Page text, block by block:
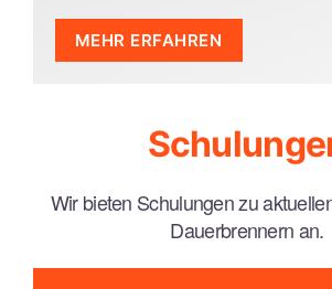
Git, SVN
Highcharts, SVG
Node, NPM, Webpack
MEHR ERFAHREN
HTML / CSS
Tools und Frameworks
Wir bieten Schulungen zu
Dauerbrennern an.